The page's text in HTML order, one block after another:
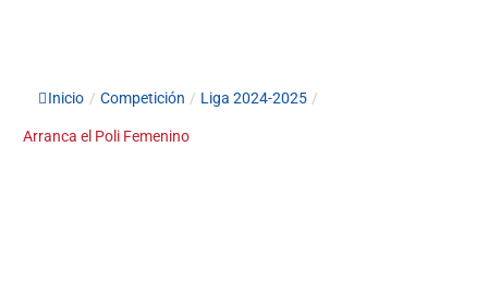
Inicio / Competición / Liga 2024-2025 /
Arranca el Poli Femenino